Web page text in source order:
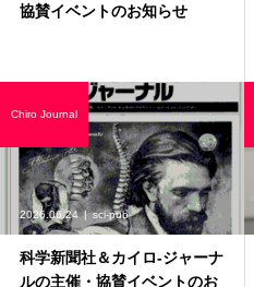
協賛イベントのお知らせ
2026.06.24 sci-pub
科学新聞社＆カイロ-ジャーナ
ルの主催・協賛イベントのお
Chiro Journal